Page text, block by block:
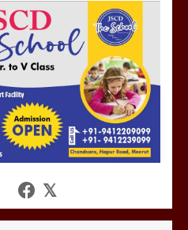
नहस,मोहल्ले वालों के साथ
की गई गाली गलोच ,कहा
अगर रखी गई होली तो होगा
खून खराबा,
March 11, 2025
आखिर क्यों जैनुल
सालीकिन को शहर काजी
क्या कहा मौलाना कारी
शफीकुर्रहमान रहमान ने